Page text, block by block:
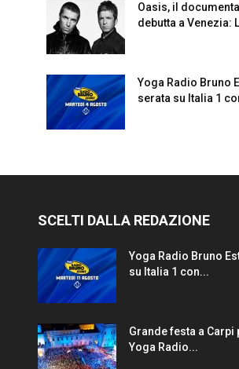
Oasis, il
debutta a Venezia:
Yoga Radio Bruno
serata su Italia 1
SCELTI DALLA REDAZIONE
Yoga Radio Bruno
su Italia 1 con...
Grande festa a
Yoga Radio...